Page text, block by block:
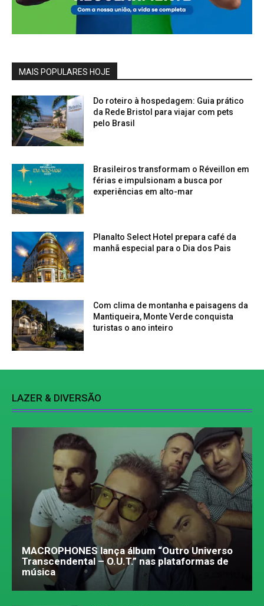
MAIS POPULARES HOJE
Do roteiro à hospedagem: Guia prático
da Rede Bristol para viajar com pets
pelo Brasil
Brasileiros transformam o Réveillon em
férias e impulsionam a busca por
experiências em alto-mar
Planalto Select Hotel prepara café da
manhã especial para o Dia dos Pais
Com clima de montanha e paisagens da
Mantiqueira, Monte Verde conquista
turistas o ano inteiro
LAZER & DIVERSÃO
MACROPHONES lança álbum “Outro Universo
Transcendental – O.U.T.” nas plataformas de
música